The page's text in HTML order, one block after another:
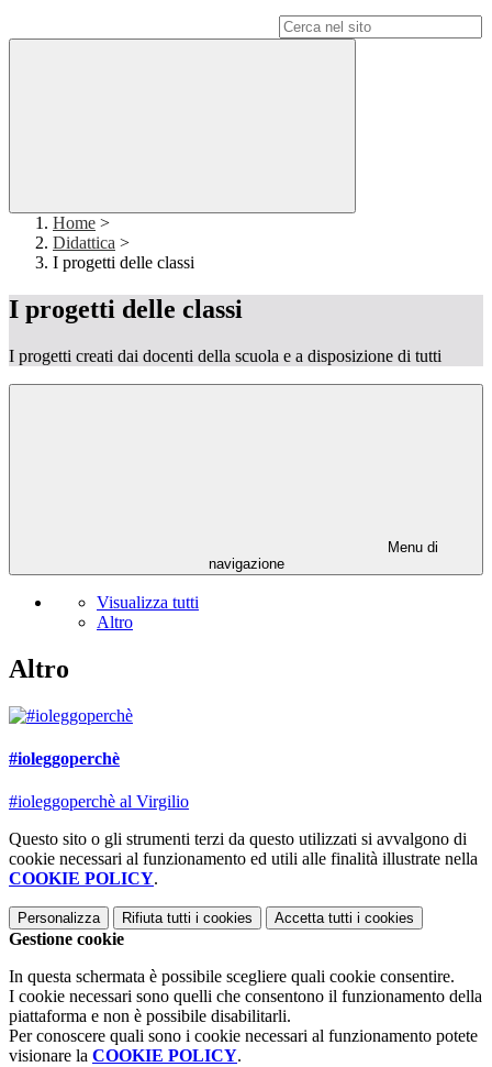
Home >
Didattica >
I progetti delle classi
I progetti delle classi
I progetti creati dai docenti della scuola e a disposizione di tutti
Menu di
navigazione
Visualizza tutti
Altro
Altro
#ioleggoperchè
#ioleggoperchè al Virgilio
Questo sito o gli strumenti terzi da questo utilizzati si avvalgono di
cookie necessari al funzionamento ed utili alle finalità illustrate nella
COOKIE POLICY.
Personalizza Rifiuta tutti i cookies Accetta tutti i cookies
Gestione cookie
In questa schermata è possibile scegliere quali cookie consentire.
I cookie necessari sono quelli che consentono il funzionamento della
piattaforma e non è possibile disabilitarli.
Per conoscere quali sono i cookie necessari al funzionamento potete
visionare la COOKIE POLICY.